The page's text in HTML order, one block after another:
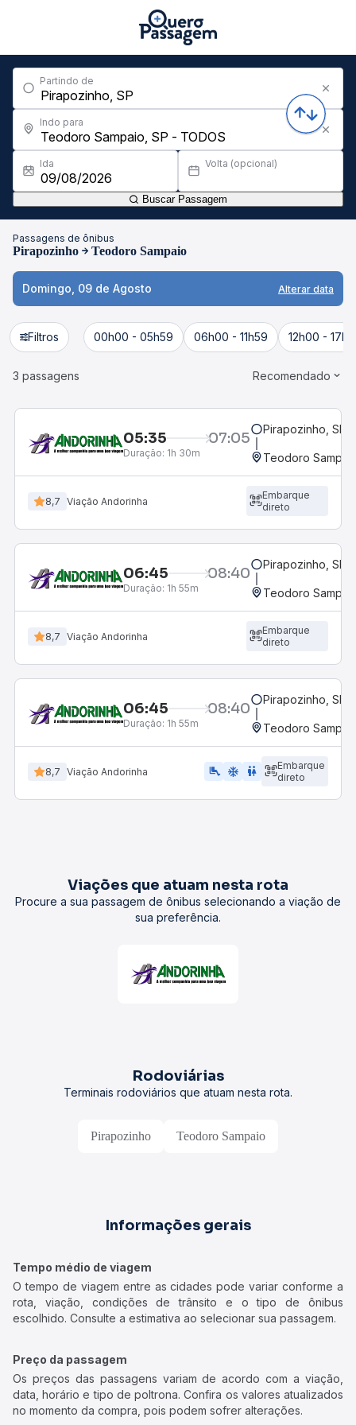
Partindo de
Indo para
Ida Volta (opcional)
Buscar Passagem
Passagens de ônibus
Pirapozinho Teodoro Sampaio
Domingo, 09 de Agosto Alterar data
Filtros 00h00 - 05h59 06h00 - 11h59 12h00 -
3 passagens Recomendado
05:35 07:05
Duração: 1h 30m
Pirapozinho, SP
Teodoro
8,7 Viação Andorinha
Embarque
direto
06:45 08:40
Duração: 1h 55m
Pirapozinho, SP
Teodoro
8,7 Viação Andorinha
Embarque
direto
06:45 08:40
Duração: 1h 55m
Pirapozinho, SP
Teodoro
8,7 Viação Andorinha airline_seat_legroom_extra ac_unit wc
Embarque
direto
Viações que atuam nesta rota
Procure a sua passagem de ônibus selecionando a viação de
sua preferência.
Rodoviárias
Terminais rodoviários que atuam nesta rota.
Pirapozinho Teodoro Sampaio
Informações gerais
Tempo médio de viagem
O tempo de viagem entre as cidades pode variar conforme a
rota, viação, condições de trânsito e o tipo de ônibus
escolhido. Consulte a estimativa ao selecionar sua passagem.
Preço da passagem
Os preços das passagens variam de acordo com a viação,
data, horário e tipo de poltrona. Confira os valores atualizados
no momento da compra, pois podem sofrer alterações.